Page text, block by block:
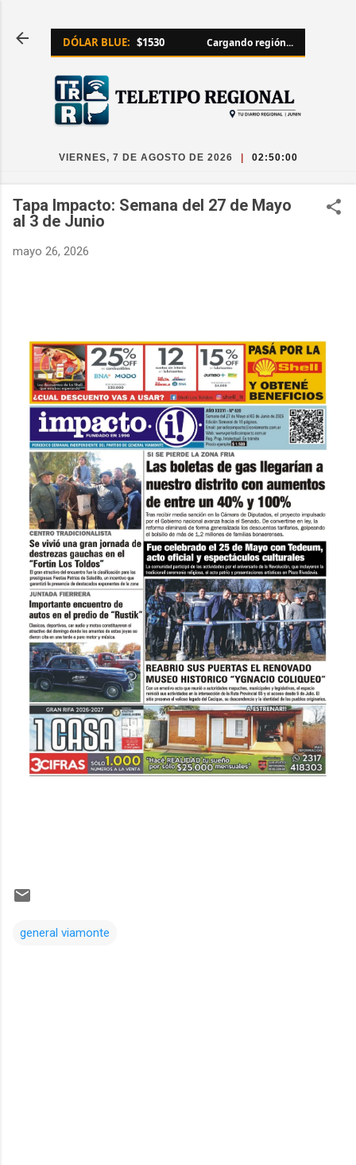
DÓLAR BLUE: $1530 Cargando región...
VIERNES, 7 DE AGOSTO DE 2026 02:50:00
Tapa Impacto: Semana del 27 de Mayo
al 3 de Junio
mayo 26, 2026
general viamonte